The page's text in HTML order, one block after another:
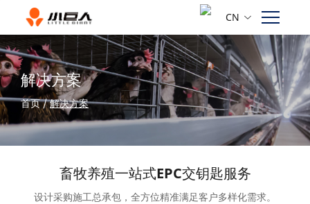
CN
解决方案
首页 / 解决方案
畜牧养殖一站式EPC交钥匙服务
设计采购施工总承包，全方位精准满足客户多样化需求。